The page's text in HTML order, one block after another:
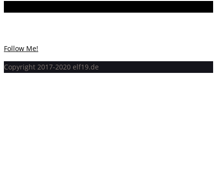
Follow Me!
Copyright 2017-2020 elf19.de